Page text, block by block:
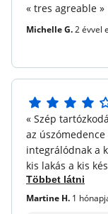
fizetendő, lásd
5
csillagból
« tres agreable »
Michelle G.2 évvel
5
csillagból
« Szép
az
integrálódnak a
kis lakás a kis
Többet látni
Martine H. 1